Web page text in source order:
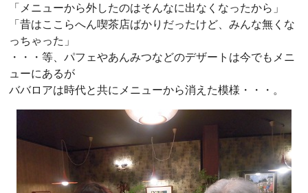
「メニューから外したのはそんなに出なくなったから」
「昔はここらへん喫茶店ばかりだったけど、みんな無くな
っちゃった」
・・・等、パフェやあんみつなどのデザートは今でもメニ
ューにあるが
ババロアは時代と共にメニューから消えた模様・・・。